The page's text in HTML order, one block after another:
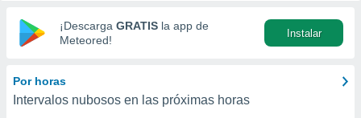
y
digital
basada
¡Descarga GRATIS la app de
Meteored!
Instalar
Por horas
Intervalos nubosos en las próximas horas